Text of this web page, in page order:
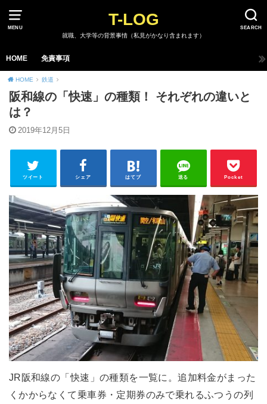
MENU SEARCH
T-LOG
就職、大学等の背景事情（私見がかなり含まれます）
HOME 免責事項
HOME 鉄道
阪和線の「快速」の種類！ それぞれの違いと
は？
2019年12月5日
ツイート シェア はてブ 送る Pocket
JR阪和線の「快速」の種類を一覧に。追加料金がまった
くかからなくて乗車券・定期券のみで乗れるふつうの列